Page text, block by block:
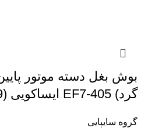
بوش بغل دسته موتور
گرد) 405-EF7 ایساکویی (0302800299)
گروه سایپایی